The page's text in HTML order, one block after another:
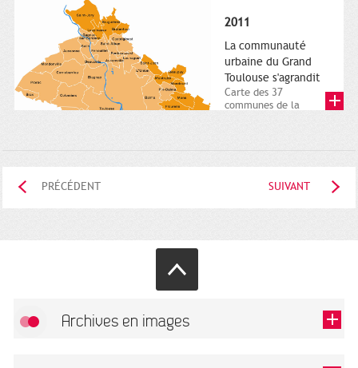
Charles-de-Gaulle.
2011
La communauté
urbaine du Grand
Toulouse s'agrandit
Carte des 37
communes de la
PRÉCÉDENT SUIVANT
Archives en images